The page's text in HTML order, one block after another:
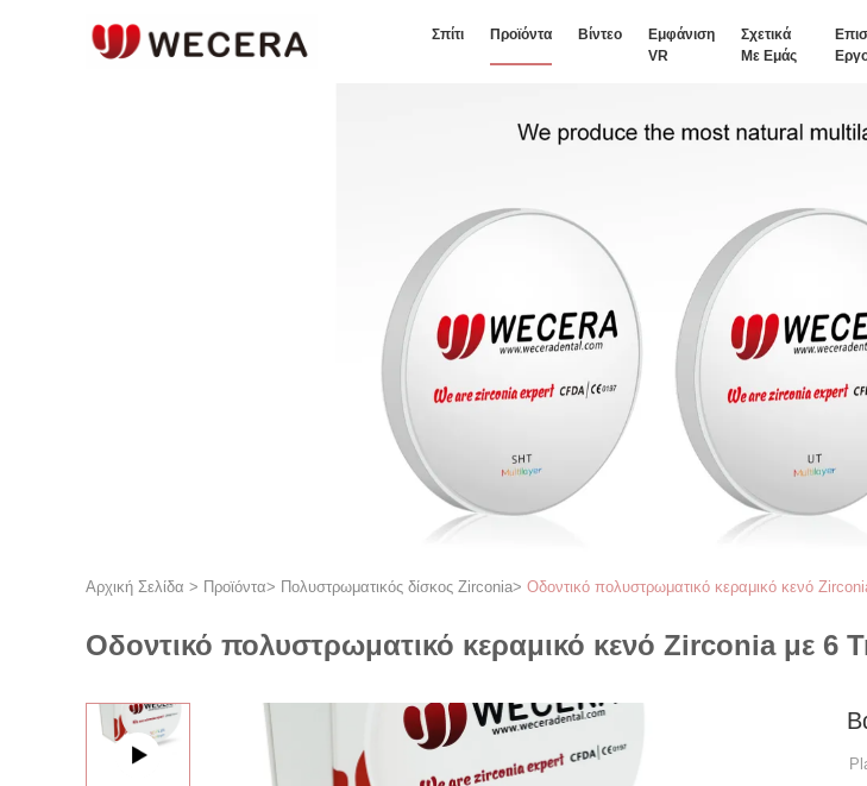
Σπίτι Προϊόντα Βίντεο
Εμφάνιση
VR
Σχετικά
Με Εμάς
Αρχική Σελίδα > Προϊόντα> Πολυστρωματικός δίσκος Zirconia> Οδοντικό πολυστρωματικό κεραμικό κενό
Οδοντικό πολυστρωματικό κεραμικό κενό Zirconia με